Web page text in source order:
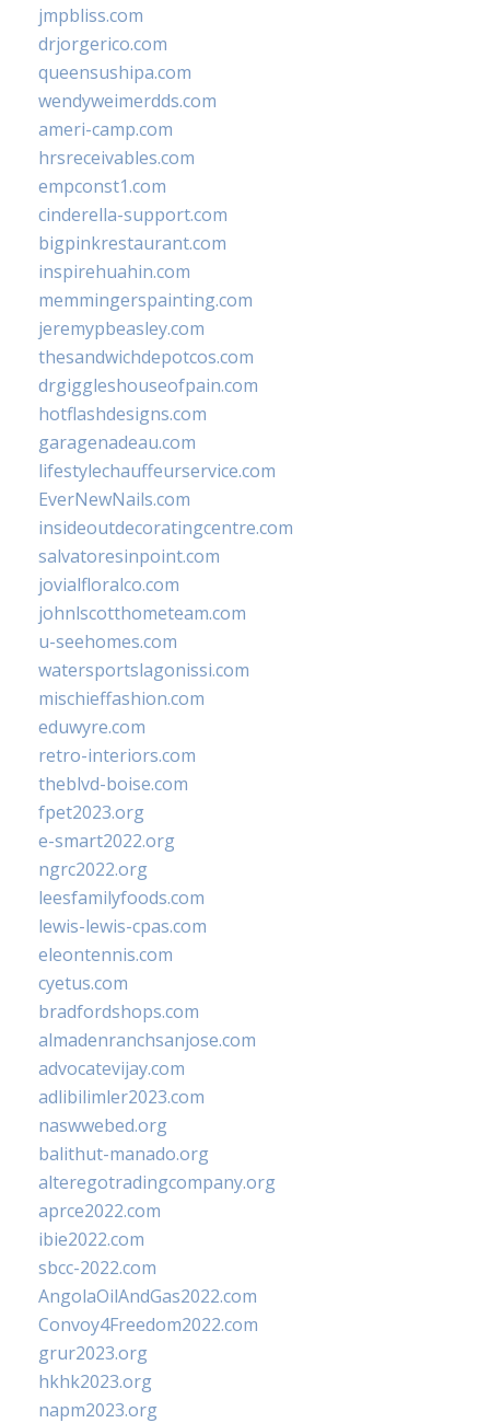
jmpbliss.com
drjorgerico.com
queensushipa.com
wendyweimerdds.com
ameri-camp.com
hrsreceivables.com
empconst1.com
cinderella-support.com
bigpinkrestaurant.com
inspirehuahin.com
memmingerspainting.com
jeremypbeasley.com
thesandwichdepotcos.com
drgiggleshouseofpain.com
hotflashdesigns.com
garagenadeau.com
lifestylechauffeurservice.com
EverNewNails.com
insideoutdecoratingcentre.com
salvatoresinpoint.com
jovialfloralco.com
johnlscotthometeam.com
u-seehomes.com
watersportslagonissi.com
mischieffashion.com
eduwyre.com
retro-interiors.com
theblvd-boise.com
fpet2023.org
e-smart2022.org
ngrc2022.org
leesfamilyfoods.com
lewis-lewis-cpas.com
eleontennis.com
cyetus.com
bradfordshops.com
almadenranchsanjose.com
advocatevijay.com
adlibilimler2023.com
naswwebed.org
balithut-manado.org
alteregotradingcompany.org
aprce2022.com
ibie2022.com
sbcc-2022.com
AngolaOilAndGas2022.com
Convoy4Freedom2022.com
grur2023.org
hkhk2023.org
napm2023.org